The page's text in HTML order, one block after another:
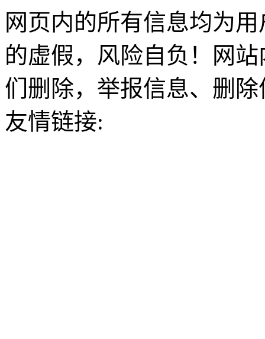
网页内的所有信息均为
的虚假，风险自负！网
们删除，举报信息、删
友情链接: